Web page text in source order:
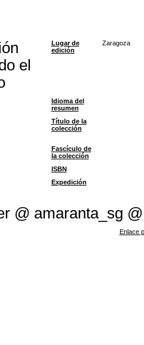
el
Lugar de
edición
Zaragoza
Idioma del
resumen
Título de la
colección
Fascículo de
la colección
ISBN
Expedición
@ amaranta_sg @
Enlace